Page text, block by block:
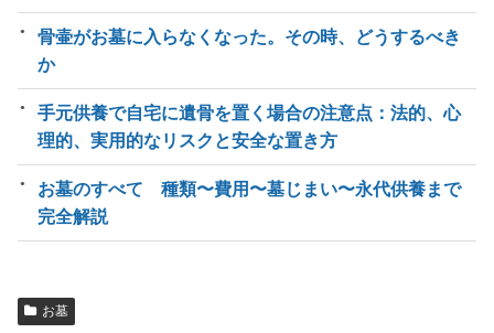
骨壷がお墓に入らなくなった。その時、どうするべき
か
手元供養で自宅に遺骨を置く場合の注意点：法的、心
理的、実用的なリスクと安全な置き方
お墓のすべて 種類〜費用〜墓じまい〜永代供養まで
完全解説
お墓